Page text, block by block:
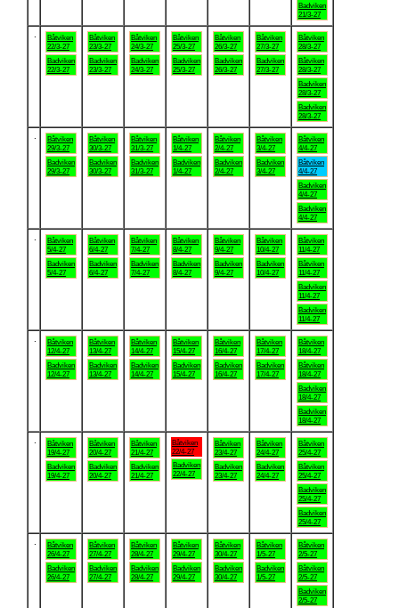
Badviken
21/3-27
Båtviken
22/3-27
Badviken
22/3-27
Båtviken
23/3-27
Badviken
23/3-27
Båtviken
24/3-27
Badviken
24/3-27
Båtviken
25/3-27
Badviken
25/3-27
Båtviken
26/3-27
Badviken
26/3-27
Båtviken
27/3-27
Badviken
27/3-27
Båtviken
28/3-27
Båtviken
28/3-27
Badviken
28/3-27
Badviken
28/3-27
Båtviken
29/3-27
Badviken
29/3-27
Båtviken
30/3-27
Badviken
30/3-27
Båtviken
31/3-27
Badviken
31/3-27
Båtviken
1/4-27
Badviken
1/4-27
Båtviken
2/4-27
Badviken
2/4-27
Båtviken
3/4-27
Badviken
3/4-27
Båtviken
4/4-27
Båtviken
4/4-27
Badviken
4/4-27
Badviken
4/4-27
Båtviken
5/4-27
Badviken
5/4-27
Båtviken
6/4-27
Badviken
6/4-27
Båtviken
7/4-27
Badviken
7/4-27
Båtviken
8/4-27
Badviken
8/4-27
Båtviken
9/4-27
Badviken
9/4-27
Båtviken
10/4-27
Badviken
10/4-27
Båtviken
11/4-27
Båtviken
11/4-27
Badviken
11/4-27
Badviken
11/4-27
Båtviken
12/4-27
Badviken
12/4-27
Båtviken
13/4-27
Badviken
13/4-27
Båtviken
14/4-27
Badviken
14/4-27
Båtviken
15/4-27
Badviken
15/4-27
Båtviken
16/4-27
Badviken
16/4-27
Båtviken
17/4-27
Badviken
17/4-27
Båtviken
18/4-27
Båtviken
18/4-27
Badviken
18/4-27
Badviken
18/4-27
Båtviken
19/4-27
Badviken
19/4-27
Båtviken
20/4-27
Badviken
20/4-27
Båtviken
21/4-27
Badviken
21/4-27
Båtviken
22/4-27
Badviken
22/4-27
Båtviken
23/4-27
Badviken
23/4-27
Båtviken
24/4-27
Badviken
24/4-27
Båtviken
25/4-27
Båtviken
25/4-27
Badviken
25/4-27
Badviken
25/4-27
Båtviken
26/4-27
Badviken
26/4-27
Båtviken
27/4-27
Badviken
27/4-27
Båtviken
28/4-27
Badviken
28/4-27
Båtviken
29/4-27
Badviken
29/4-27
Båtviken
30/4-27
Badviken
30/4-27
Båtviken
1/5-27
Badviken
1/5-27
Båtviken
2/5-27
Båtviken
2/5-27
Badviken
2/5-27